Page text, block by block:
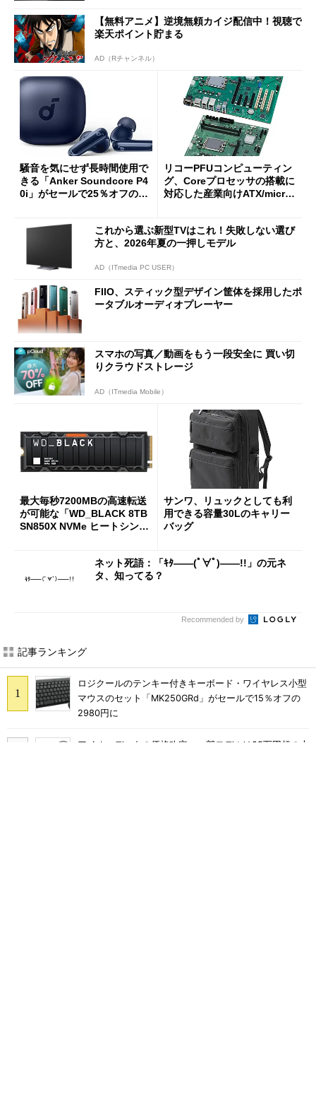
【無料アニメ】逆境無頼カイジ配信中！視聴で
楽天ポイント貯まる
AD（Rチャンネル）
騒音を気にせず長時間使用で
きる「Anker Soundcore P4
0i」がセールで25％オフの59
リコーPFUコンピューティン
グ、Coreプロセッサの搭載に
対応した産業向けATX/micro
これから選ぶ新型TVはこれ！失敗しない選び
方と、2026年夏の一押しモデル
AD（ITmedia PC USER）
FIIO、スティック型デザイン筐体を採用したポ
ータブルオーディオプレーヤー
スマホの写真／動画をもう一段安全に 買い切
りクラウドストレージ
AD（ITmedia Mobile）
最大毎秒7200MBの高速転送
が可能な「WD_BLACK 8TB
SN850X NVMe ヒートシンク
サンワ、リュックとしても利
用できる容量30Lのキャリー
バッグ
ネット死語：「ｷﾀ――(ﾟ∀ﾟ)――!!」の元ネ
タ、知ってる？
Recommended by
記事ランキング
ロジクールのテンキー付きキーボード・ワイヤレス小型
マウスのセット「MK250GRd」がセールで15％オフの
2980円に
アイオーデータの価格改定、一部モデルは25万円超の大